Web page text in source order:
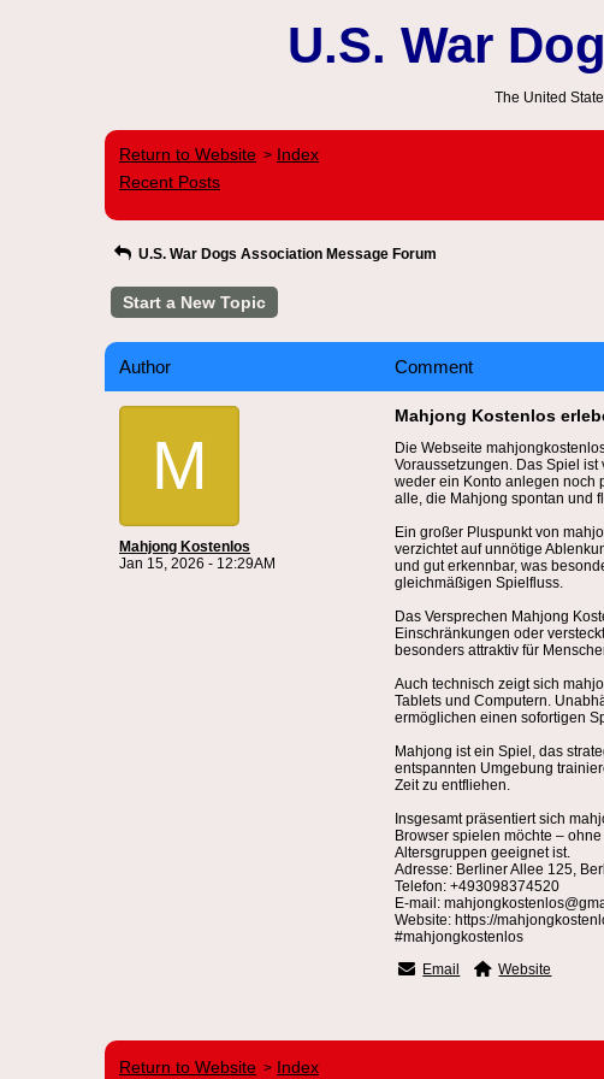
U.S. War
The United
Return to Website > Index
Recent Posts
U.S. War Dogs Association Message Forum
Start a New Topic
Author Comment
M
Mahjong Kostenlos
Jan 15, 2026 - 12:29AM
Mahjong Kostenlos
Die Webseite
Voraussetzungen. Das Spiel
weder ein Konto anlegen noch
alle, die Mahjong spontan und
Ein großer Pluspunkt von
verzichtet auf unnötige
und gut erkennbar, was
gleichmäßigen Spielfluss.
Das Versprechen Mahjong
Einschränkungen oder
besonders attraktiv für
Auch technisch zeigt sich
Tablets und Computern.
ermöglichen einen sofortigen
Mahjong ist ein Spiel, das
entspannten Umgebung
Zeit zu entfliehen.
Insgesamt präsentiert sich
Browser spielen möchte –
Altersgruppen geeignet ist.
Adresse: Berliner Allee 125,
Telefon: +493098374520
E-mail:
Website: https://
#mahjongkostenlos
Email
Website
Return to Website > Index